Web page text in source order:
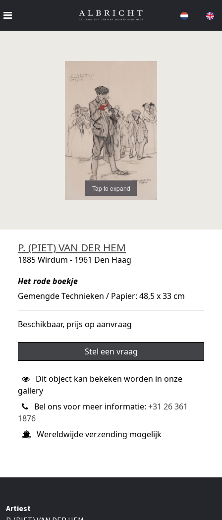
Tap to expand
P. (PIET) VAN DER HEM
1885 Wirdum - 1961 Den Haag
Het rode boekje
Gemengde Technieken / Papier: 48,5 x 33 cm
Beschikbaar, prijs op aanvraag
Stel een vraag
Dit object kan bekeken worden in onze
gallery
Bel ons voor meer informatie: +31 26 361
1876
Wereldwijde verzending mogelijk
Artiest